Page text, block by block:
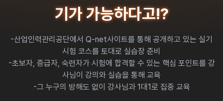
기가 가능하다고!?
-산업인력관리공단에서 Q-net사이트를 통해 공개하고 있는 실기
시험 코스를 토대로 실습장 준비
-초보자, 증급자, 숙련자가 시험에 합격할 수 있는 핵심 포인트를 강
사님이 강의와 실습을 통해 교육
-그 누구의 방해도 없이 강사님과 1대1로 집중 교육